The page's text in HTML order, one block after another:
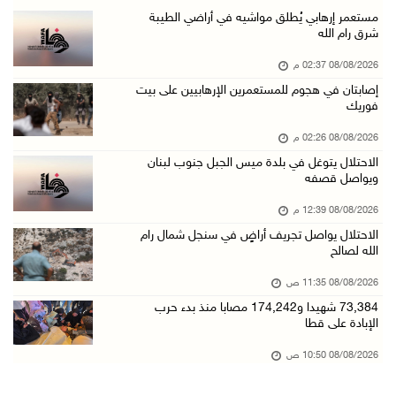
الاحتلال يواصل تجريف أراضٍ في سنجل شمال رام ...
08/آب/2026 11:35 ص
منتخبنا الوطني للتايكواندو يستهل مشاركته في ب ...
08/آب/2026 11:06 ص
73,384 شهيدا و174,242 مصابا منذ بدء حرب الإبا ...
08/آب/2026 10:50 ص
مستعمرون إرهابيون يهاجمون منزلا ويقتحمون مناط ...
08/آب/2026 10:18 ص
تقرير: خطاب الكراهية والتحريض يتصاعد في أوساط ...
مستعمر إرهابي يُطلق مواشيه في أراضي الطيبة
شرق رام الله
08/08/2026 02:37 م
إصابتان في هجوم للمستعمرين الإرهابيين على بيت
فوريك
08/08/2026 02:26 م
الاحتلال يتوغل في بلدة ميس الجبل جنوب لبنان
ويواصل قصفه
08/08/2026 12:39 م
الاحتلال يواصل تجريف أراضٍ في سنجل شمال رام
الله لصالح
08/08/2026 11:35 ص
73,384 شهيدا و174,242 مصابا منذ بدء حرب
الإبادة على قطا
08/08/2026 10:50 ص